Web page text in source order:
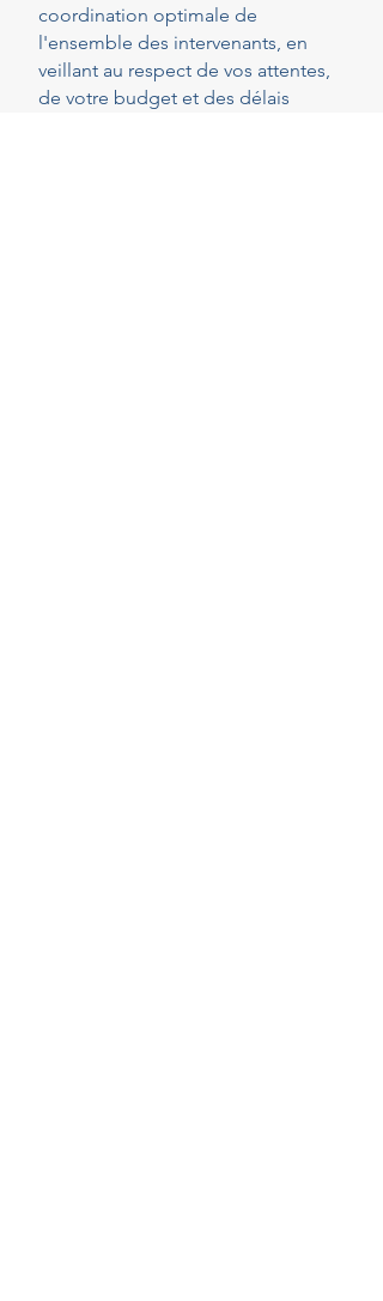
coordination optimale de
l'ensemble des intervenants, en
veillant au respect de vos attentes,
de votre budget et des délais